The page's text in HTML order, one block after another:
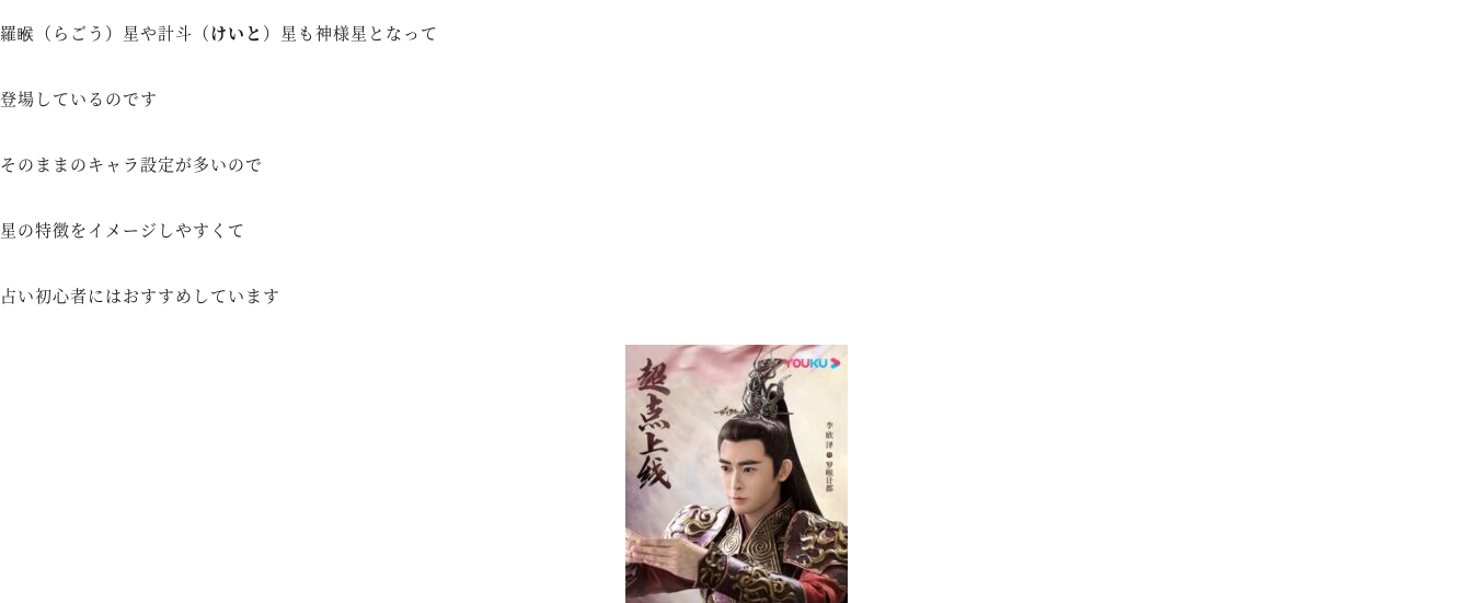
羅睺（らごう）星や計斗（けいと ）星も神様星となって
登場しているのです
そのままのキャラ設定が多いので
星の特徴をイメージしやすくて
占い初心者にはおすすめしています